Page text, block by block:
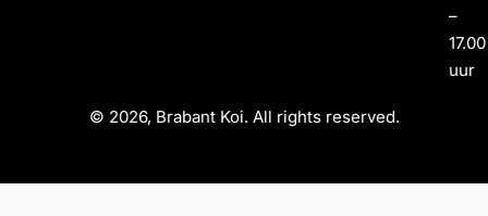
–
17.00
uur
© 2026, Brabant Koi. All rights reserved.